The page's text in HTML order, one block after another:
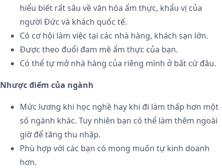
hiểu biết rất sâu về văn hóa ẩm thực, khẩu vị của
người Đức và khách quốc tế.
Có cơ hội làm việc tại các nhà hàng, khách sạn lớn.
Được theo đuổi đam mê ẩm thực của bạn.
Có thể tự mở nhà hàng của riêng mình ở bất cứ đâu.
Nhược điểm của ngành
Mức lương khi học nghề hay khi đi làm thấp hơn một
số ngành khác. Tuy nhiên bạn có thể làm thêm ngoài
giờ để tăng thu nhập.
Phù hợp với các bạn có mong muốn tự kinh doanh
hơn.